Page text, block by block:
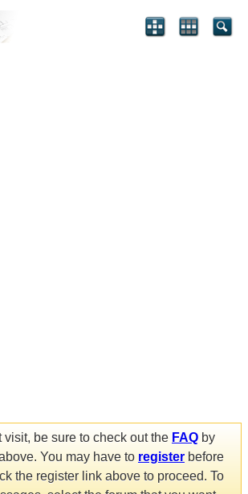
visit, be sure to check out the FAQ by
You may have to register before
the register link above to proceed. To